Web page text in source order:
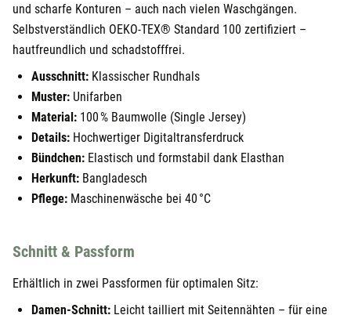
und scharfe Konturen – auch nach vielen Waschgängen.
Selbstverständlich OEKO-TEX® Standard 100 zertifiziert –
hautfreundlich und schadstofffrei.
Ausschnitt: Klassischer Rundhals
Muster: Unifarben
Material: 100 % Baumwolle (Single Jersey)
Details: Hochwertiger Digitaltransferdruck
Bündchen: Elastisch und formstabil dank Elasthan
Herkunft: Bangladesch
Pflege: Maschinenwäsche bei 40 °C
Schnitt & Passform
Erhältlich in zwei Passformen für optimalen Sitz:
Damen-Schnitt: Leicht tailliert mit Seitennähten – für eine